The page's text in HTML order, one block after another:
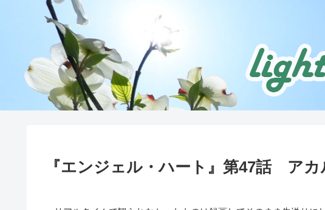
『エンジェル・ハート』第47話 ア